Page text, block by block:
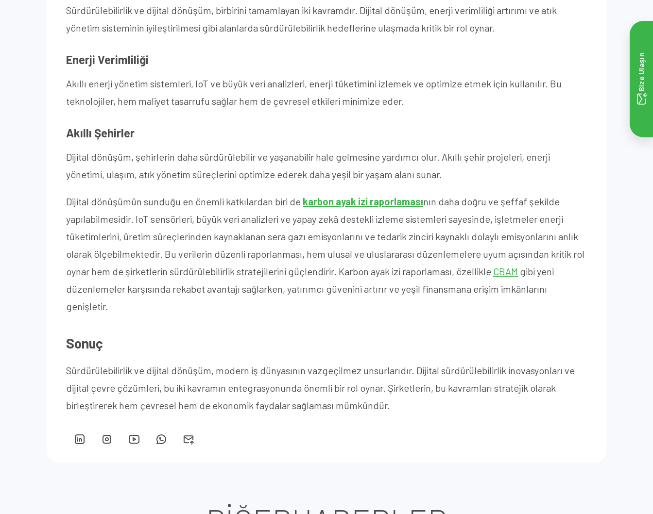
Bize Ulaşın
Sürdürülebilirlik ve dijital dönüşüm, birbirini tamamlayan iki kavramdır. Dijital dönüşüm, enerji verimliliği artırımı ve atık
yönetim sisteminin iyileştirilmesi gibi alanlarda sürdürülebilirlik hedeflerine ulaşmada kritik bir rol oynar.
Enerji Verimliliği
Akıllı enerji yönetim sistemleri, IoT ve büyük veri analizleri, enerji tüketimini izlemek ve optimize etmek için kullanılır. Bu
teknolojiler, hem maliyet tasarrufu sağlar hem de çevresel etkileri minimize eder.
Akıllı Şehirler
Dijital dönüşüm, şehirlerin daha sürdürülebilir ve yaşanabilir hale gelmesine yardımcı olur. Akıllı şehir projeleri, enerji
yönetimi, ulaşım, atık yönetim süreçlerini optimize ederek daha yeşil bir yaşam alanı sunar.
Dijital dönüşümün sunduğu en önemli katkılardan biri de karbon ayak izi raporlamasının daha doğru ve şeffaf şekilde
yapılabilmesidir. IoT sensörleri, büyük veri analizleri ve yapay zekâ destekli izleme sistemleri sayesinde, işletmeler enerji
tüketimlerini, üretim süreçlerinden kaynaklanan sera gazı emisyonlarını ve tedarik zinciri kaynaklı dolaylı emisyonlarını anlık
olarak ölçebilmektedir. Bu verilerin düzenli raporlanması, hem ulusal ve uluslararası düzenlemelere uyum açısından kritik rol
oynar hem de şirketlerin sürdürülebilirlik stratejilerini güçlendirir. Karbon ayak izi raporlaması, özellikle CBAM gibi yeni
düzenlemeler karşısında rekabet avantajı sağlarken, yatırımcı güvenini artırır ve yeşil finansmana erişim imkânlarını
genişletir.
Sonuç
Sürdürülebilirlik ve dijital dönüşüm, modern iş dünyasının vazgeçilmez unsurlarıdır. Dijital sürdürülebilirlik inovasyonları ve
dijital çevre çözümleri, bu iki kavramın entegrasyonunda önemli bir rol oynar. Şirketlerin, bu kavramları stratejik olarak
birleştirerek hem çevresel hem de ekonomik faydalar sağlaması mümkündür.